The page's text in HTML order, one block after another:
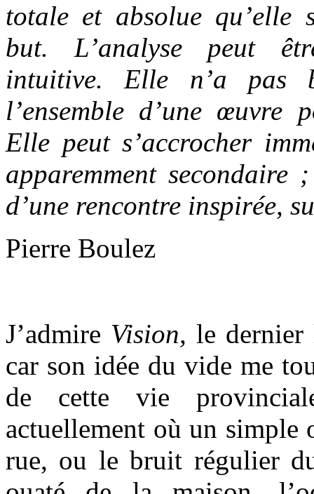
totale et absolue qu’elle
but. L’analyse peut
intuitive. Elle n’a pas
l’ensemble d’une œuvre
Elle peut s’accrocher
apparemment
d’une rencontre inspirée,
Pierre Boulez
J’admire Vision, le
car son idée du vide me
de cette vie
actuellement où un simple
rue, ou le bruit régulier